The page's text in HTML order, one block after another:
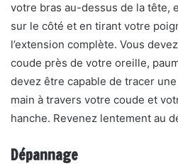
votre bras au-dessus de la tête,
sur le côté et en tirant votre
l’extension complète. Vous
coude près de votre oreille,
devez être capable de tracer
main à travers votre coude et
hanche. Revenez lentement au
Dépannage